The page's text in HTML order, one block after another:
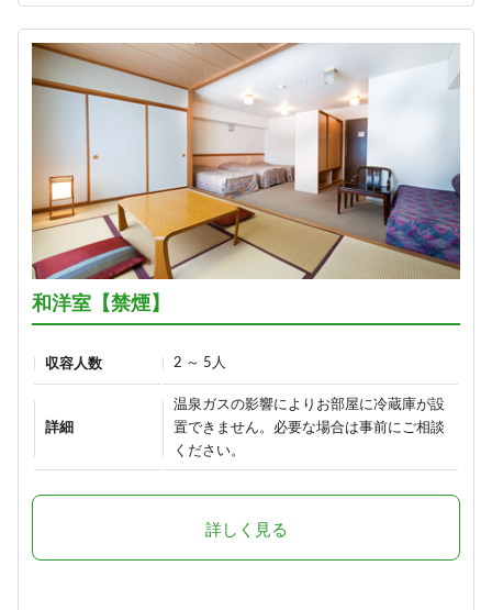
hisui～／
1泊2食付き
17,900円/人/泊 ～
詳細
信州牛しゃぶしゃぶ＆信州味覚＼1
泊2食グレードアップ～碧落
hekiraku～／
1泊2食付き
ひすい色の温泉の熊の湯＼1泊2食
お試しプラン～萌葱moegi～／
1泊2食付き
15,700円/人/泊 ～
和洋室【禁煙】
収容人数 2 ～ 5人
詳細
温泉ガスの影響によりお部屋に冷蔵庫が設
置できません。必要な場合は事前にご相談
ください。
詳しく見る